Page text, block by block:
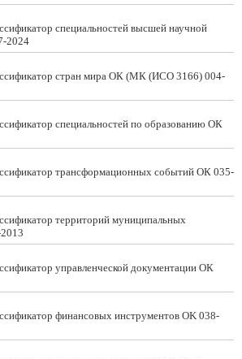
специальностей высшей научной
2024
стран мира ОК (МК (ИСО 3166) 004-
специальностей по образованию ОК
трансформационных событий ОК 035-
территорий муниципальных
управленческой документации ОК
финансовых инструментов OK 038-